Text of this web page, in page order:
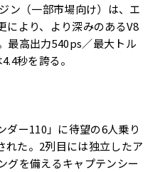
ン（一部市場向け）は、エ
により、より深みのあるV8
最高出力540ps／最大トル
秒を誇る。
ダー110」に待望の6人乗り
れた。2列目には独立したア
グを備えるキャプテンシー